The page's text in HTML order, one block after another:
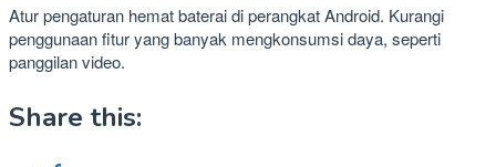
Atur pengaturan hemat baterai di perangkat Android. Kurangi
penggunaan fitur yang banyak mengkonsumsi daya, seperti
panggilan video.
Share this: